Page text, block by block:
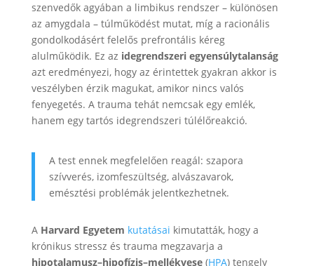
szenvedők agyában a limbikus rendszer – különösen
az amygdala – túlműködést mutat, míg a racionális
gondolkodásért felelős prefrontális kéreg
alulműködik. Ez az idegrendszeri egyensúlytalanság
azt eredményezi, hogy az érintettek gyakran akkor is
veszélyben érzik magukat, amikor nincs valós
fenyegetés. A trauma tehát nemcsak egy emlék,
hanem egy tartós idegrendszeri túlélőreakció.
A test ennek megfelelően reagál: szapora
szívverés, izomfeszültség, alvászavarok,
emésztési problémák jelentkezhetnek.
A Harvard Egyetem kutatásai kimutatták, hogy a
krónikus stressz és trauma megzavarja a
hipotalamusz–hipofízis–mellékvese(HPA) tengely